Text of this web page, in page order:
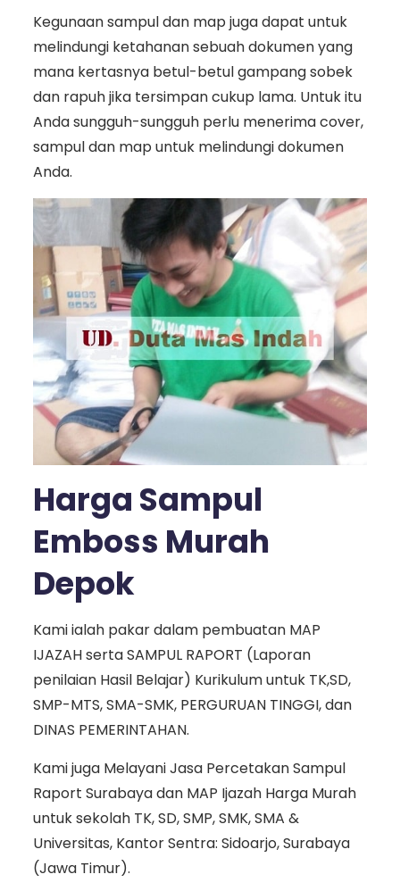
Kegunaan sampul dan map juga dapat untuk
melindungi ketahanan sebuah dokumen yang
mana kertasnya betul-betul gampang sobek
dan rapuh jika tersimpan cukup lama. Untuk itu
Anda sungguh-sungguh perlu menerima cover,
sampul dan map untuk melindungi dokumen
Anda.
Harga Sampul
Emboss Murah
Depok
Kami ialah pakar dalam pembuatan MAP
IJAZAH serta SAMPUL RAPORT (Laporan
penilaian Hasil Belajar) Kurikulum untuk TK,SD,
SMP-MTS, SMA-SMK, PERGURUAN TINGGI, dan
DINAS PEMERINTAHAN.
Kami juga Melayani Jasa Percetakan Sampul
Raport Surabaya dan MAP Ijazah Harga Murah
untuk sekolah TK, SD, SMP, SMK, SMA &
Universitas, Kantor Sentra: Sidoarjo, Surabaya
(Jawa Timur).